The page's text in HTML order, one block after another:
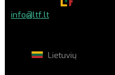
info@ltf.lt
Lietuvių